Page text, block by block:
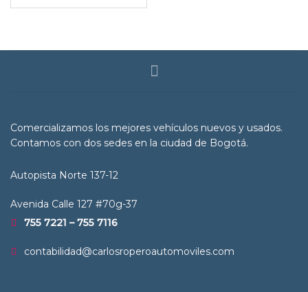
Comercializamos los mejores vehículos nuevos y usados.
Contamos con dos sedes en la ciudad de Bogotá.
Autopista Norte 137-12
Avenida Calle 127 #70g-37
755 7221 – 755 7116
contabilidad@carlosroperoautomoviles.com